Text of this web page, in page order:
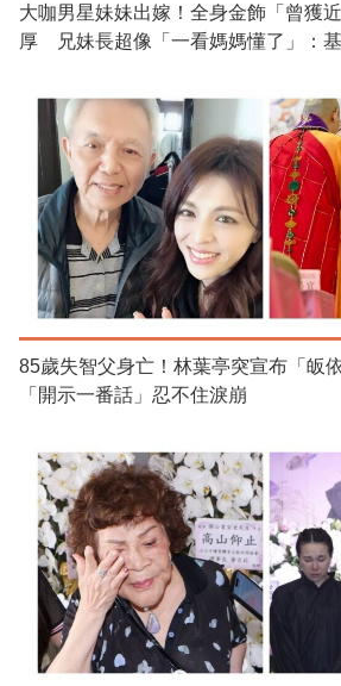
大咖男星妹妹出嫁！全身金飾「曾獲
厚 兄妹長超像「一看媽媽懂了」：
85歲失智父身亡！林葉亭突宣布「皈
「開示一番話」忍不住淚崩